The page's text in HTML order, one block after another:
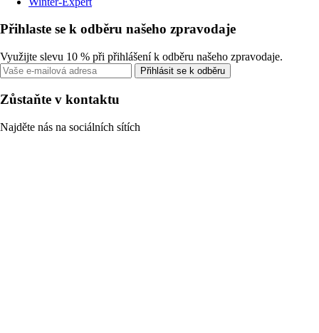
Přihlaste se k odběru našeho zpravodaje
Využijte slevu 10 % při přihlášení k odběru našeho zpravodaje.
Přihlásit se k odběru
Zůstaňte v kontaktu
Najděte nás na sociálních sítích